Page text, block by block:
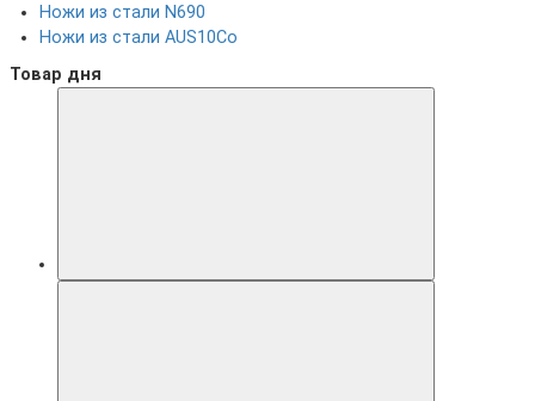
Ножи из стали N690
Ножи из стали AUS10Co
Товар дня